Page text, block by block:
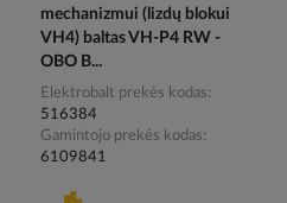
mechanizmui (lizdų blokui
VH4) baltas VH-P4 RW -
OBO B...
Elektrobalt prekės kodas
516384
Gamintojo prekės kodas
6109841